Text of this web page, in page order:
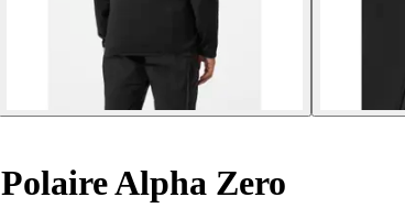
Polaire Alpha Zero